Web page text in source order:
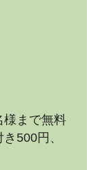
様まで無料
500円、